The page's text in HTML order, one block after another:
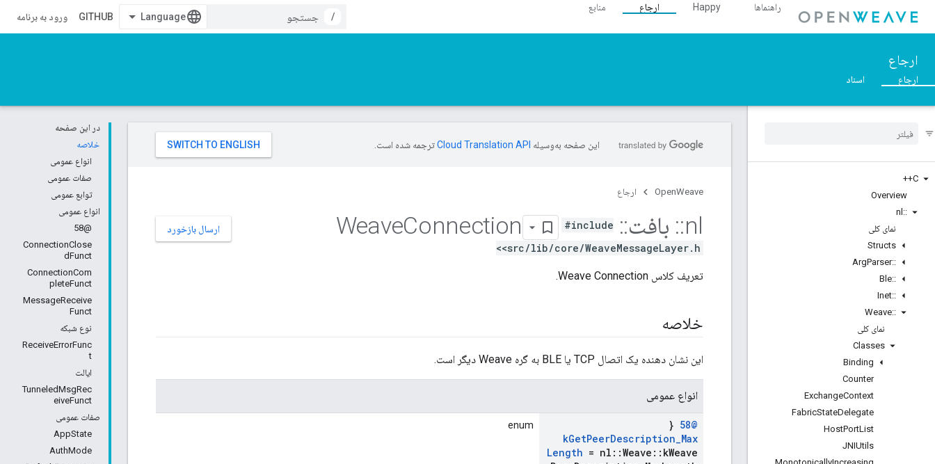
راهنماها Happy ارجاع
منابع
/
GITHUB ورود به برنامه
ارجاع
ارجاع اسناد
C++
Overview
::
nl
نمای کلی
Structs
::
ArgParser
::
Ble
::
Inet
::
Weave
نمای کلی
Classes
Binding
Counter
ExchangeContext
FabricStateDelegate
HostPortList
JNIUtils
در این صفحه
خلاصه
انواع عمومی
صفات عمومی
توابع عمومی
انواع عمومی
@58
ConnectionClose
dFunct
ConnectionCom
pleteFunct
MessageReceive
Funct
نوع شبکه
ReceiveErrorFunc
t
ایالت
TunneledMsgRec
eiveFunct
صفات عمومی
AppState
AuthMode
این صفحه به‌وسیله ترجمه شده است.
OpenWeave ارجاع
ارسال بازخورد nl
:: بافت::
Connection
#include
<src/lib/core/WeaveMessageLayer.h>
تعریف کلاس Weave Connection.
خلاصه
این نشان دهنده یک اتصال TCP یا BLE به گره Weave دیگر است.
انواع عمومی
@58
{
kGetPeerDescription_Max
Length = nl ::Weave :: kWeave
enum